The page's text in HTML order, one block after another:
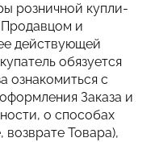
розничной купли-
и
действующей
обязуется
ознакомиться с
Заказа и
о способах
Товара),